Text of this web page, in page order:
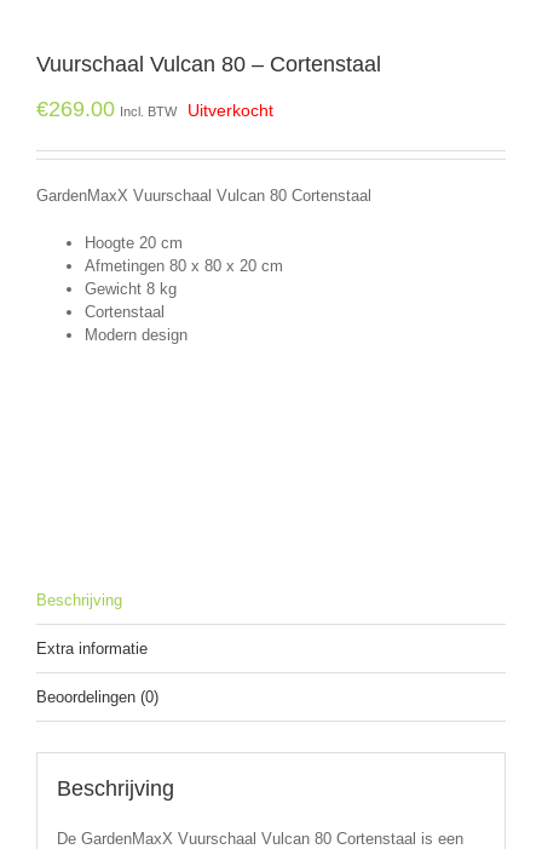
Vuurschaal Vulcan 80 – Cortenstaal
€269.00 Incl. BTW Uitverkocht
GardenMaxX Vuurschaal Vulcan 80 Cortenstaal
Hoogte 20 cm
Afmetingen 80 x 80 x 20 cm
Gewicht 8 kg
Cortenstaal
Modern design
Beschrijving
Extra informatie
Beoordelingen (0)
Beschrijving
De GardenMaxX Vuurschaal Vulcan 80 Cortenstaal is een